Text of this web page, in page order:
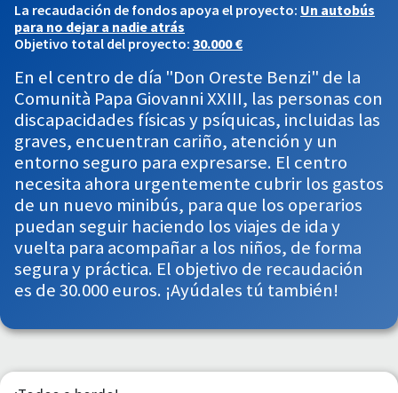
La recaudación de fondos apoya el proyecto: Un autobús
para no dejar a nadie atrás
Objetivo total del proyecto: 30.000 €
En el centro de día "Don Oreste Benzi" de la
Comunità Papa Giovanni XXIII, las personas con
discapacidades físicas y psíquicas, incluidas las
graves, encuentran cariño, atención y un
entorno seguro para expresarse. El centro
necesita ahora urgentemente cubrir los gastos
de un nuevo minibús, para que los operarios
puedan seguir haciendo los viajes de ida y
vuelta para acompañar a los niños, de forma
segura y práctica. El objetivo de recaudación
es de 30.000 euros. ¡Ayúdales tú también!